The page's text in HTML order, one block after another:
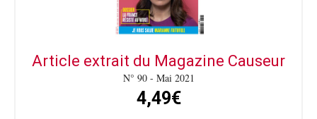
Article extrait du Magazine Causeur
N° 90 - Mai 2021
4,49€